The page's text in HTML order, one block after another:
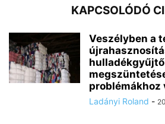
KAPCSOLÓDÓ
Veszélyben a
problémákhoz
Ladányi Roland -